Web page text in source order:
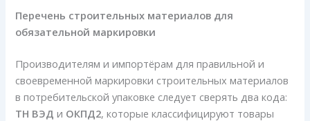
Перечень строительных материалов для
обязательной маркировки
Производителям и импортёрам для правильной и
своевременной маркировки строительных материалов
в потребительской упаковке следует сверять два кода:
ТН ВЭД и ОКПД2, которые классифицируют товары